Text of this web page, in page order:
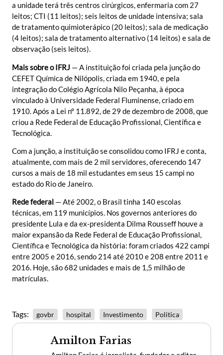
a unidade terá três centros cirúrgicos, enfermaria com 27
leitos; CTI (11 leitos); seis leitos de unidade intensiva; sala
de tratamento quimioterápico (20 leitos); sala de medicação
(4 leitos); sala de tratamento alternativo (14 leitos) e sala de
observação (seis leitos).
Mais sobre o IFRJ — A instituição foi criada pela junção do
CEFET Química de Nilópolis, criada em 1940, e pela
integração do Colégio Agrícola Nilo Peçanha, à época
vinculado à Universidade Federal Fluminense, criado em
1910. Após a Lei nº 11.892, de 29 de dezembro de 2008, que
criou a Rede Federal de Educação Profissional, Científica e
Tecnológica.
Com a junção, a instituição se consolidou como IFRJ e conta,
atualmente, com mais de 2 mil servidores, oferecendo 147
cursos a mais de 18 mil estudantes em seus 15 campi no
estado do Rio de Janeiro.
Rede federal — Até 2002, o Brasil tinha 140 escolas
técnicas, em 119 municípios. Nos governos anteriores do
presidente Lula e da ex-presidenta Dilma Rousseff houve a
maior expansão da Rede Federal de Educação Profissional,
Científica e Tecnológica da história: foram criados 422 campi
entre 2005 e 2016, sendo 214 até 2010 e 208 entre 2011 e
2016. Hoje, são 682 unidades e mais de 1,5 milhão de
matrículas.
Tags: govbr hospital Investimento Politica
Amilton Farias